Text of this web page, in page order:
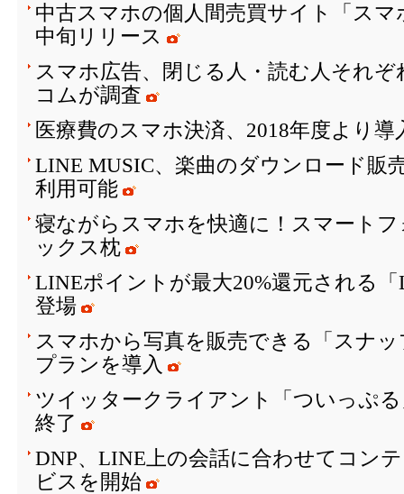
中古スマホの個人間売買サイト「ス
中旬リリース
スマホ広告、閉じる人・読む人それ
コムが調査
医療費のスマホ決済、2018年度より
LINE MUSIC、楽曲のダウンロード
利用可能
寝ながらスマホを快適に！スマート
ックス枕
LINEポイントが最大20%還元される
登場
スマホから写真を販売できる「スナ
プランを導入
ツイッタークライアント「ついっぷ
終了
DNP、LINE上の会話に合わせてコン
ビスを開始